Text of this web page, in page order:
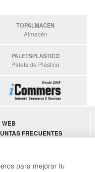
TOPALMACEN
Almacén
PALETSPLASTICO
Palets de Plástico
WEB
FRECUENTES
para mejorar tu